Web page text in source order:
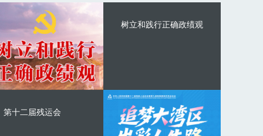
树立和践行正确政绩观
第十二届残运会